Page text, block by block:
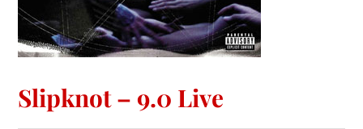
Slipknot – 9.0 Live